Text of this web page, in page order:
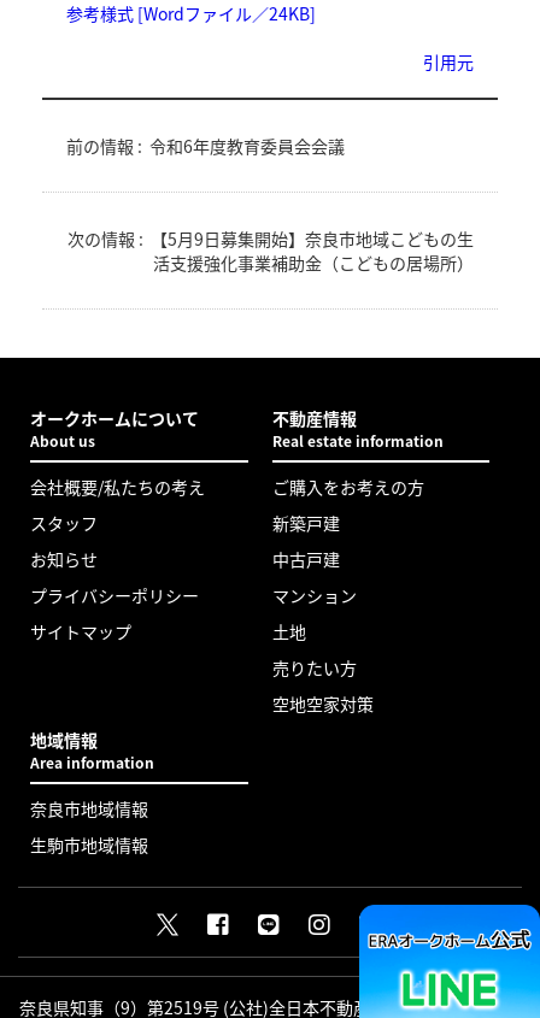
参考様式 [Wordファイル／24KB]
引用元
前の情報 : 令和6年度教育委員会会議
次の情報 :
【5月9日募集開始】奈良市地域こどもの生
活支援強化事業補助金（こどもの居場所）
オークホームについて
About us
会社概要/私たちの考え
スタッフ
お知らせ
プライバシーポリシー
サイトマップ
不動産情報
Real estate information
ご購入をお考えの方
新築戸建
中古戸建
マンション
土地
売りたい方
空地空家対策
地域情報
Area information
奈良市地域情報
生駒市地域情報
奈良県知事（9）第2519号 (公社)全日本不動産協会会員 (公社)近畿